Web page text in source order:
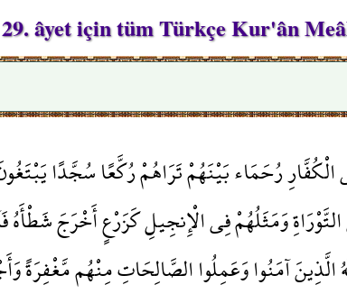
âyet için tüm Türkçe Kur'ân
رُحَمَاء بَيْنَهُمْ تَرَاهُمْ رُكَّعًا سُجَّدًا
وَمَثَلُهُمْ فِي الْإِنجِيلِ كَزَرْعٍ أَخْرَجَ
آمَنُوا وَعَمِلُوا الصَّالِحَاتِ مِنْهُم مَّغْفِرَةً